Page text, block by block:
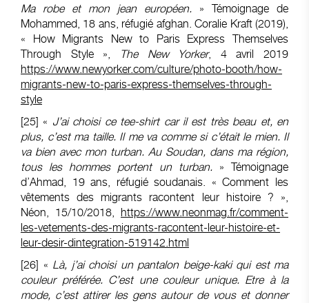
Ma robe et mon jean européen. » Témoignage de
Mohammed, 18 ans, réfugié afghan. Coralie Kraft (2019),
« How Migrants New to Paris Express Themselves
Through Style »,
The New Yorker, 4 avril 2019
https://www.newyorker.com/culture/photo-booth/how-
migrants-new-to-paris-express-themselves-through-
style
[25] « J’ai choisi ce tee-shirt car il est très beau et, en
plus, c’est ma taille. Il me va comme si c’était le mien. Il
va bien avec mon turban. Au Soudan, dans ma région,
tous les hommes portent un turban.» Témoignage
d’Ahmad, 19 ans, réfugié soudanais. « Comment les
vêtements des migrants racontent leur histoire ? »,
Néon, 15/10/2018,
https://www.neonmag.fr/comment-
les-vetements-des-migrants-racontent-leur-histoire-et-
leur-desir-dintegration-519142.html
[26] « Là, j’ai choisi un pantalon beige-kaki qui est ma
couleur préférée. C’est une couleur unique.Etre à la
mode, c’est attirer les gens autour de vous et donner